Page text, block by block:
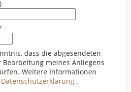
dass die abgesendeten
Bearbeitung meines Anliegens
Weitere Informationen
Datenschutzerklärung .